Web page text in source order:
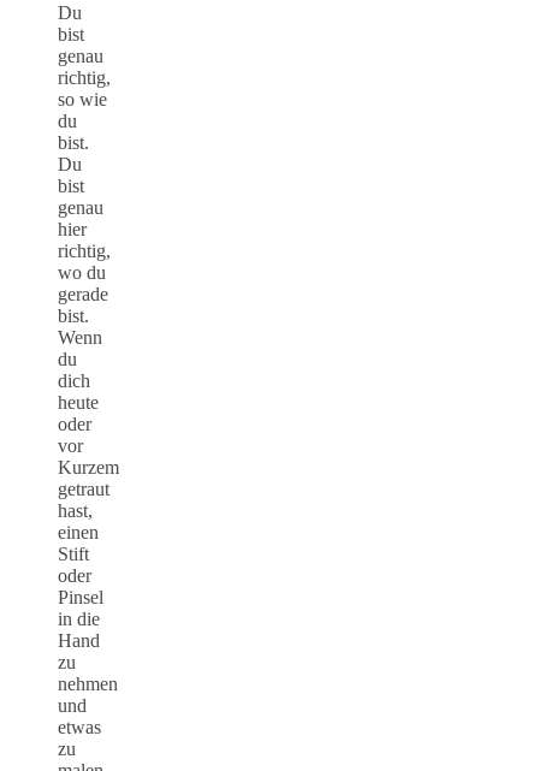
Du
bist
genau
richtig,
so wie
du
bist.
Du
bist
genau
hier
richtig,
wo du
gerade
bist.
Wenn
du
dich
heute
oder
vor
Kurzem
getraut
hast,
einen
Stift
oder
Pinsel
in die
Hand
zu
nehmen
und
etwas
zu